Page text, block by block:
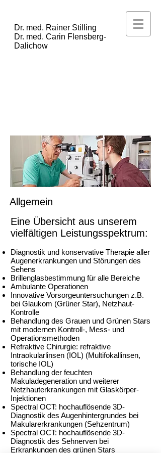
Dr. med. Rainer Stilling
Dr. med. Carin Flensberg-
Dalichow
Allgemein
Eine Übersicht aus unserem
vielfältigen Leistungsspektrum:
Diagnostik und konservative Therapie aller
Augenerkrankungen und Störungen des
Sehens
Brillenglasbestimmung für alle Bereiche
Ambulante Operationen
Innovative Vorsorgeuntersuchungen z.B.
bei Glaukom (Grüner Star), Netzhaut-
Kontrolle
Behandlung des Grauen und Grünen Stars
mit modernen Kontroll-, Mess- und
Operationsmethoden
Refraktive Chirurgie: refraktive
Intraokularlinsen (IOL) (Multifokallinsen,
torische IOL)
Behandlung der feuchten
Makuladegeneration und weiterer
Netzhauterkrankungen mit Glaskörper-
Injektionen
Spectral OCT: hochauflösende 3D-
Diagnostik des Augenhintergrundes bei
Makularerkrankungen (Sehzentrum)
Spectral OCT: hochauflösende 3D-
Diagnostik des Sehnerven bei
Erkrankungen des grünen Stars